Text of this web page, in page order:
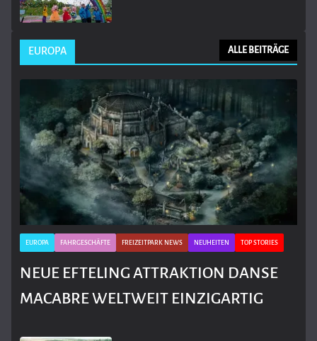
EUROPA ALLE BEITRÄGE
EUROPA FAHRGESCHÄFTE FREIZEITPARK NEWS NEUHEITEN TOP STORIES
NEUE EFTELING ATTRAKTION DANSE
MACABRE WELTWEIT EINZIGARTIG